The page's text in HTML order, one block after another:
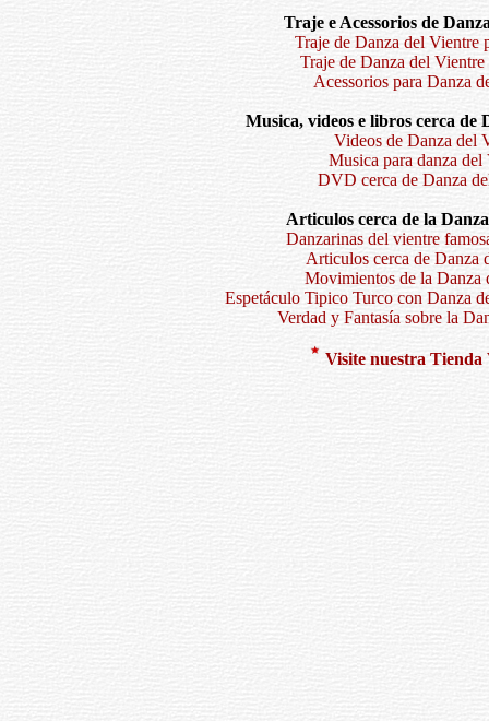
Traje e Acessorios de
Traje de Danza del Vientre
Traje de Danza del
Acessorios para Danza
Musica, videos e libros cerca de
Videos de Danza del
Musica para danza del
DVD cerca de Danza
Articulos cerca de la
Danzarinas del vientre
Articulos cerca de Danza
Movimientos de la Danza
Espetáculo Tipico Turco con Danza
Verdad y Fantasía sobre la
Visite nuestra Tienda